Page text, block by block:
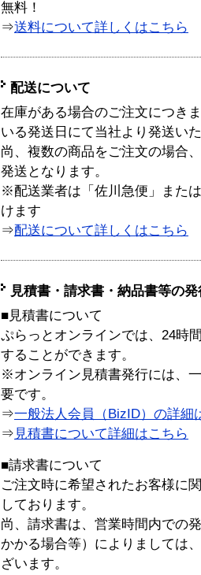
無料！
⇒送料について詳しくはこちら
配送について
在庫がある場合のご注文につき
いる発送日にて当社より発送い
尚、複数の商品をご注文の場合
発送となります。
※配送業者は「佐川急便」また
けます
⇒配送について詳しくはこちら
見積書・請求書・納品書等の
■見積書について
ぷらっとオンラインでは、24時
することができます。
※オンライン見積書発行には、
要です。
⇒一般法人会員（BizID）の詳細
⇒ 見積書について詳細はこちら
■請求書について
ご注文時に希望されたお客様に
しております。
尚、請求書は、営業時間内での
かかる場合等）によりましては
ざいます。